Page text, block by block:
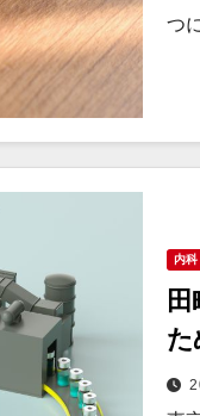
つ
内科
た